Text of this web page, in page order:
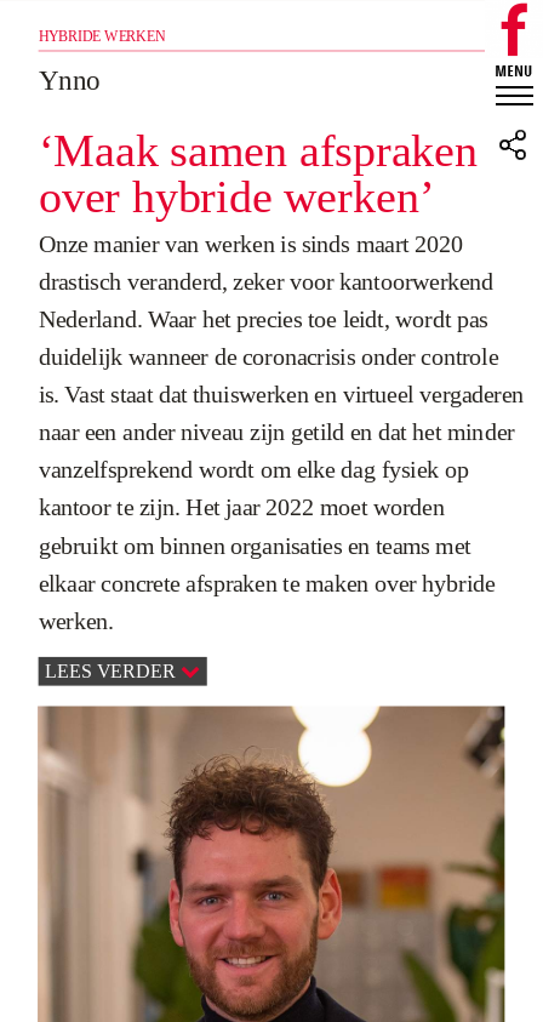
HYBRIDE WERKEN
Ynno
‘Maak samen afspraken
over hybride werken’
Onze manier van werken is sinds maart 2020
drastisch veranderd, zeker voor kantoorwerkend
Nederland. Waar het precies toe leidt, wordt pas
duidelijk wanneer de coronacrisis onder controle
is. Vast staat dat thuiswerken en virtueel vergaderen
naar een ander niveau zijn getild en dat het minder
vanzelfsprekend wordt om elke dag fysiek op
kantoor te zijn. Het jaar 2022 moet worden
gebruikt om binnen organisaties en teams met
elkaar concrete afspraken te maken over hybride
werken.
LEES VERDER 